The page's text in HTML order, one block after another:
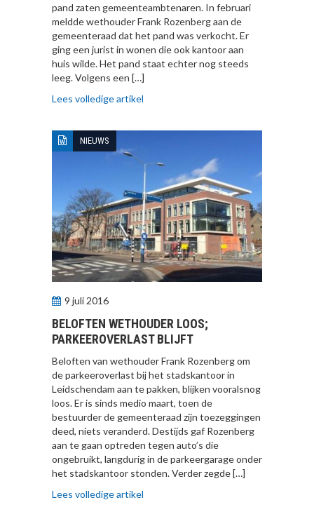
pand zaten gemeenteambtenaren. In februari
meldde wethouder Frank Rozenberg aan de
gemeenteraad dat het pand was verkocht. Er
ging een jurist in wonen die ook kantoor aan
huis wilde. Het pand staat echter nog steeds
leeg. Volgens een […]
Lees volledige artikel
NIEUWS
9 juli 2016
BELOFTEN WETHOUDER LOOS;
PARKEEROVERLAST BLIJFT
Beloften van wethouder Frank Rozenberg om
de parkeeroverlast bij het stadskantoor in
Leidschendam aan te pakken, blijken vooralsnog
loos. Er is sinds medio maart, toen de
bestuurder de gemeenteraad zijn toezeggingen
deed, niets veranderd. Destijds gaf Rozenberg
aan te gaan optreden tegen auto’s die
ongebruikt, langdurig in de parkeergarage onder
het stadskantoor stonden. Verder zegde […]
Lees volledige artikel